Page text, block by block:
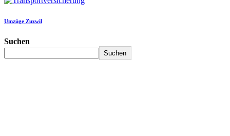
Umzüge Zuzwil
Suchen
Suchen